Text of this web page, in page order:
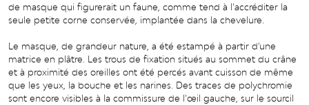
de masque qui figurerait un faune, comme tend à l’accréditer la
seule petite corne conservée, implantée dans la chevelure.
Le masque, de grandeur nature, a été estampé à partir d'une
matrice en plâtre. Les trous de fixation situés au sommet du crâne
et à proximité des oreilles ont été percés avant cuisson de même
que les yeux, la bouche et les narines. Des traces de polychromie
sont encore visibles à la commissure de l’œil gauche, sur le sourcil